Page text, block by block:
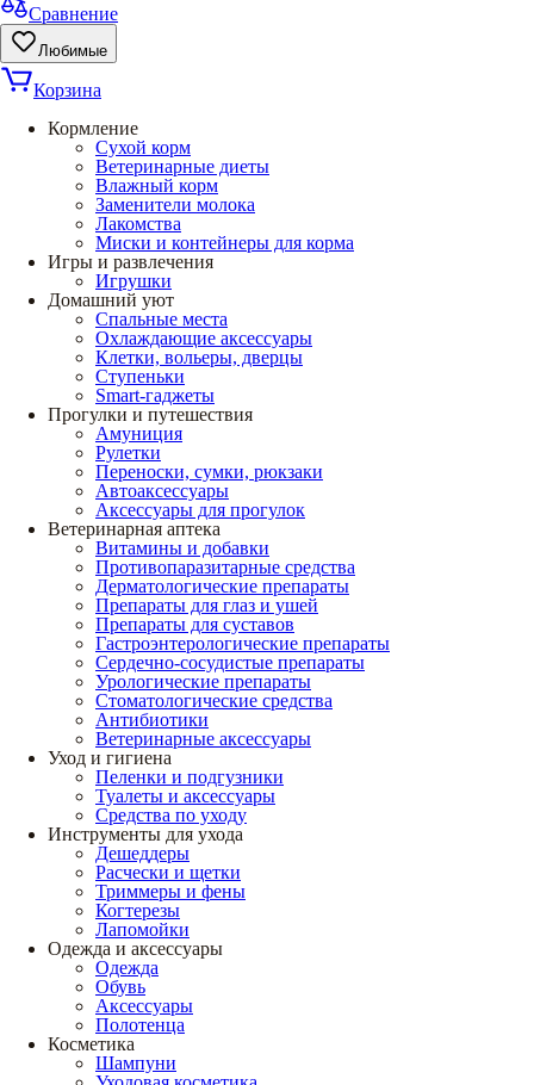
Сравнение
Любимые
Корзина
Кормление
Сухой корм
Ветеринарные диеты
Влажный корм
Заменители молока
Лакомства
Миски и контейнеры для корма
Игры и развлечения
Игрушки
Домашний уют
Спальные места
Охлаждающие аксессуары
Клетки, вольеры, дверцы
Ступеньки
Smart-гаджеты
Прогулки и путешествия
Амуниция
Рулетки
Переноски, сумки, рюкзаки
Автоаксессуары
Аксессуары для прогулок
Ветеринарная аптека
Витамины и добавки
Противопаразитарные средства
Дерматологические препараты
Препараты для глаз и ушей
Препараты для суставов
Гастроэнтерологические препараты
Сердечно-сосудистые препараты
Урологические препараты
Стоматологические средства
Антибиотики
Ветеринарные аксессуары
Уход и гигиена
Пеленки и подгузники
Туалеты и аксессуары
Средства по уходу
Инструменты для ухода
Дешеддеры
Расчески и щетки
Триммеры и фены
Когтерезы
Лапомойки
Одежда и аксессуары
Одежда
Обувь
Аксессуары
Полотенца
Косметика
Шампуни